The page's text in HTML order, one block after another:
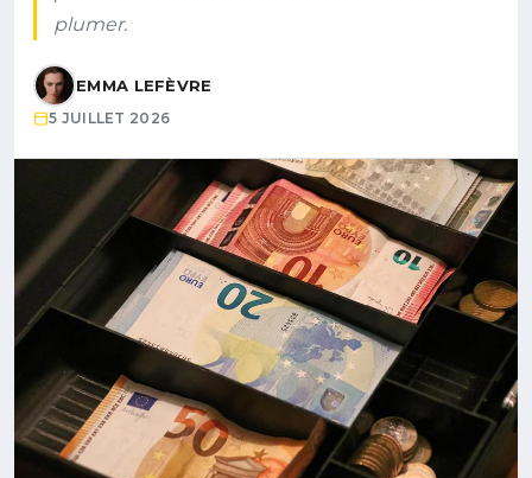
plumer.
EMMA LEFÈVRE
5 JUILLET 2026